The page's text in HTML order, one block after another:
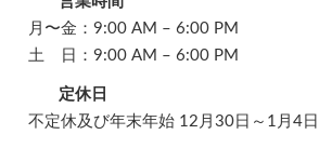
月〜金：9:00 AM – 6:00 PM
土 日：9:00 AM – 6:00 PM
定休日
不定休及び年末年始 12月30日～1月4日